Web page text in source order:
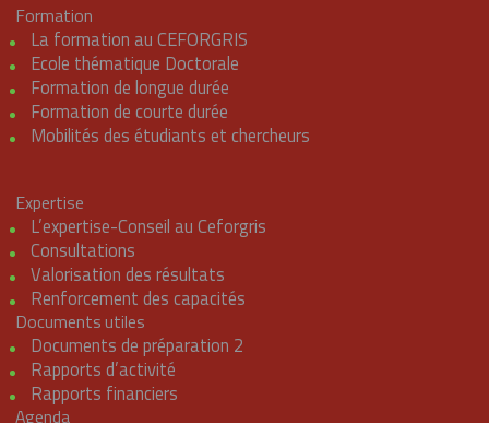
Formation
La formation au CEFORGRIS
Ecole thématique Doctorale
Formation de longue durée
Formation de courte durée
Mobilités des étudiants et chercheurs
Expertise
L’expertise-Conseil au Ceforgris
Consultations
Valorisation des résultats
Renforcement des capacités
Documents utiles
Documents de préparation 2
Rapports d’activité
Rapports financiers
Agenda